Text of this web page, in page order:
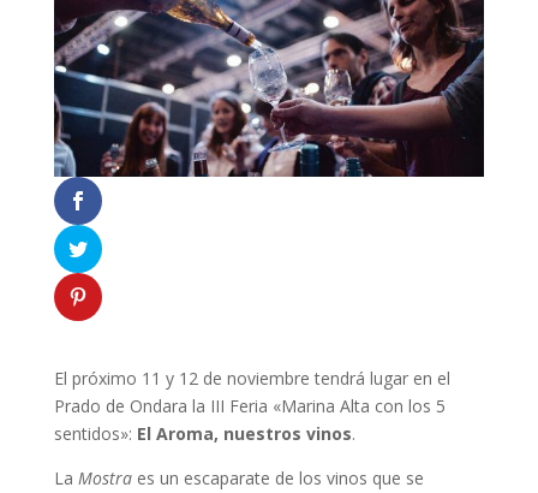
El próximo 11 y 12 de noviembre tendrá lugar en el
Prado de Ondara la III Feria «Marina Alta con los 5
sentidos»: El Aroma, nuestros vinos.
La Mostraes un escaparate de los vinos que se